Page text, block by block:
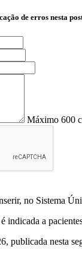
de erros nesta
Máximo 600
no Sistema
indicada a
publicada nesta